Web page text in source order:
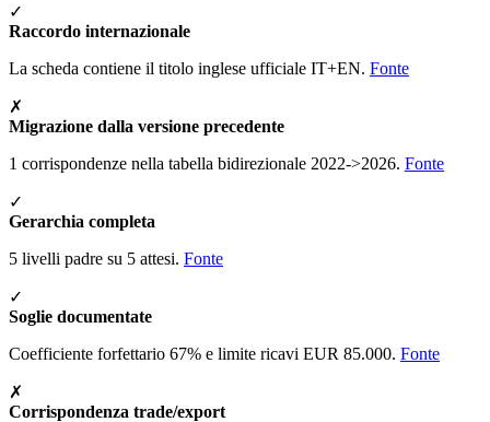
✓
Raccordo internazionale
La scheda contiene il titolo inglese ufficiale IT+EN. Fonte
✗
Migrazione dalla versione precedente
1 corrispondenze nella tabella bidirezionale 2022->2026. Fonte
✓
Gerarchia completa
5 livelli padre su 5 attesi. Fonte
✓
Soglie documentate
Coefficiente forfettario 67% e limite ricavi EUR 85.000. Fonte
✗
Corrispondenza trade/export